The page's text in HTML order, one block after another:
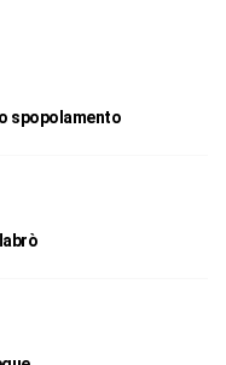
spopolamento